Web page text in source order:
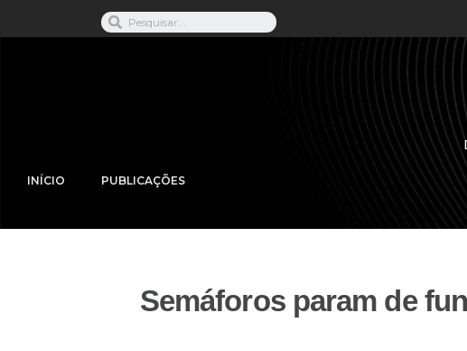
INÍCIO PUBLICAÇÕES
Semáforos param de